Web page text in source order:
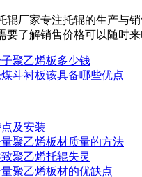
厂家专注托辊的生产与销
要了解销售价格可以随时来
聚乙烯板多少钱
斗衬板该具备哪些优点
及安装
聚乙烯板材质量的方法
聚乙烯托辊失灵
聚乙烯板材的优缺点